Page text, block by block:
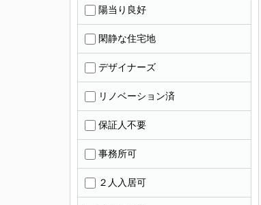
陽当り良好
閑静な住宅地
デザイナーズ
リノベーション済
保証人不要
事務所可
２人入居可